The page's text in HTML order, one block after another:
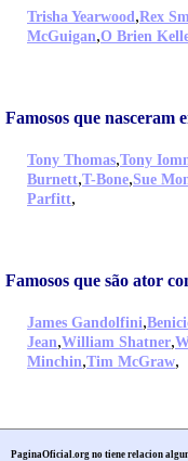
Trisha Yearwood,Rex
McGuigan,O Brien
Famosos que nasceram
Tony Thomas,Tony
Burnett,T-Bone,Sue
Parfitt,
Famosos que são ator
James Gandolfini,
Jean,William Shatner,
Minchin,Tim McGraw,
PaginaOficial.org no tiene relacion